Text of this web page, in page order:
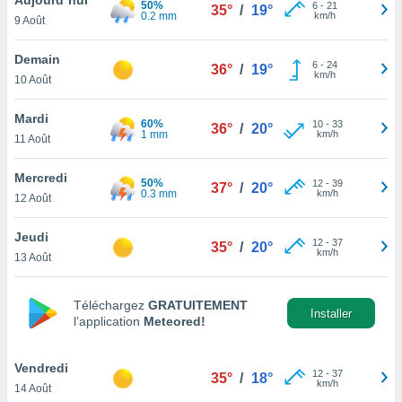
et
»,
au
vous
qu'ils
ou
le
ainsi
un
la
du
9 Août
50%
0.2 mm
35° / 19° 6- 21
km/h
Demain
10 Août
36° / 19° 6- 24
km/h
Mardi
11 Août
60%
1 mm
36° / 20° 10- 33
km/h
Mercredi
12 Août
50%
0.3 mm
37° / 20° 12- 39
km/h
Jeudi
13 Août
35° / 20° 12- 37
km/h
Téléchargez GRATUITEMENT
l’application Meteored!
Installer
Vendredi
14 Août
35° / 18° 12- 37
km/h